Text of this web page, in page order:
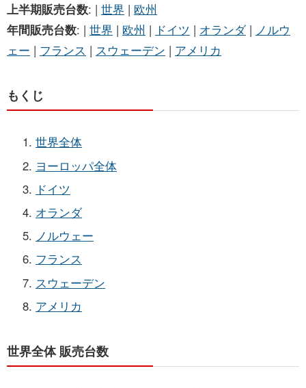
上半期販売台数: | 世界 | 欧州
年間販売台数: | 世界 | 欧州 | ドイツ | オランダ| ノルウ
ェー | フランス | スウェーデン | アメリカ
もくじ
世界全体
ヨーロッパ全体
ドイツ
オランダ
ノルウェー
フランス
スウェーデン
アメリカ
世界全体 販売台数